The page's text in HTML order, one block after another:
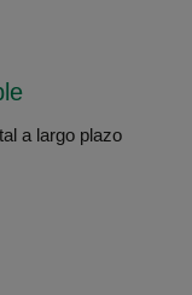
a largo plazo